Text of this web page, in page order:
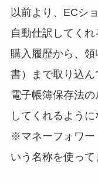
以前より、ECシ
自動仕訳してくれ
購入履歴から、
書）まで取り込ん
電子帳簿保存法
してくれるように
※マネーフォワー
いう名称を使って